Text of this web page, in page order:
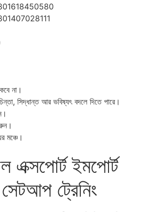
না।
সিদ্ধান্ত আর ভবিষ্যৎ বদলে দিতে পারে।
মঞ্চে।
এক্সপোর্ট ইমপোর্ট
ট্রেনিং